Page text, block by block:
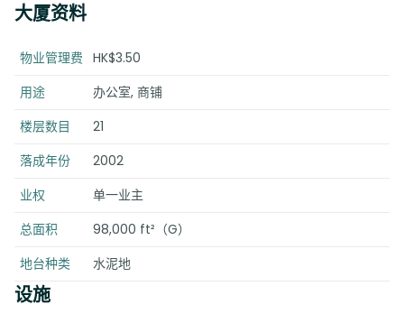
大厦资料
物业管理费 HK$3.50
用途
办公室, 商铺
楼层数目
21
落成年份
2002
业权
单一业主
总面积
98,000 ft²（G）
地台种类
水泥地
设施